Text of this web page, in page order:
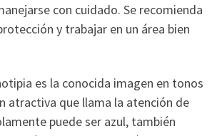
con cuidado. Se recomienda
y trabajar en un área bien
es la conocida imagen en tonos
atractiva que llama la atención de
puede ser azul, también